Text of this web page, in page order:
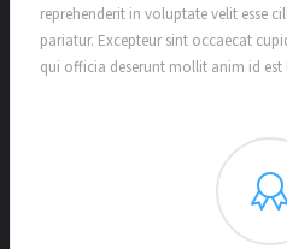
reprehenderit in voluptate velit esse
pariatur. Excepteur sint occaecat
qui officia deserunt mollit anim id